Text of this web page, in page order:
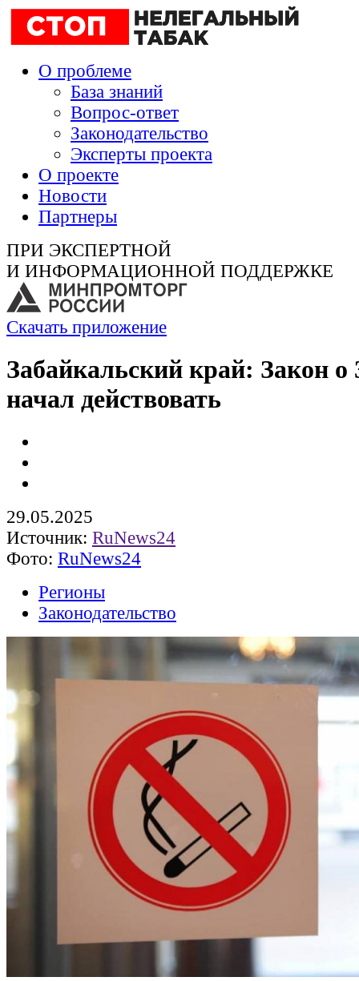
О проблеме
База знаний
Вопрос-ответ
Законодательство
Эксперты проекта
О проекте
Новости
Партнеры
ПРИ ЭКСПЕРТНОЙ
И ИНФОРМАЦИОННОЙ ПОДДЕРЖКЕ
Скачать приложение
Забайкальский край: Закон о
начал действовать
29.05.2025
Источник: RuNews24
Фото: RuNews24
Регионы
Законодательство